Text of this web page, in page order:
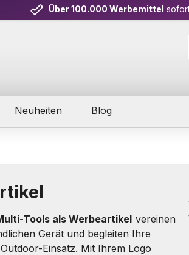
Über 100.000 Werbemittel
Neuheiten Blog
Tools als Werbeartikel vereinen
Gerät und begleiten Ihre
Einsatz. Mit Ihrem Logo